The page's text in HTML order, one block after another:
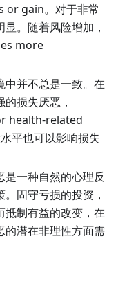
gain。对于非常
。随着风险增加，
more
中并不总是一致。在
损失厌恶，
health-related
平也可以影响损失
是一种自然的心理反
固守亏损的投资，
抵制有益的改变，在
的潜在非理性方面需